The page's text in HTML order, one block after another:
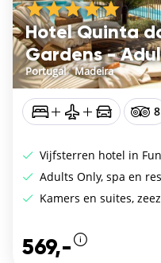
Hotel Quinta
Gardens -
Portugal/Madeira
8
Vijfsterren hotel in
Adults Only, spa en
Kamers en suites,
569,-